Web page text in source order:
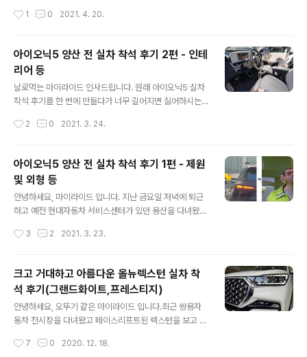
있는 것이죠. 동일한 플랫폼이 들어간 모델은 가장 먼저 현
데 바로 '불낙'이죠. 원래는 매운 맛이 일품인 매운맛인 낙
'이게 '블록(block)이야?'라며 항의를 하던 것이 불낙이 되
어버렸습니다. 현대의 아반떼, 쏘나타, 그랜저 라인업에 대
항할 수 있는 유일한 브랜드는 같은 배에서 나온 기아입니
다. K3, K5, K7이죠. 거기에서 맏형 역할을 하였고 1세대
부터 많은 사랑을 받아온 K7이 이제 K8이라는 이름으로
그리고 오랜기간 동안 국내 판매량 1위를 차지했던 더뉴그
1 0 2021. 4. 20.
아이오닉5 양산 전 실차 착석 후기 2편 - 인테
리어 등
날로먹는 마이라이드 인사드립니다. 원래 아이오닉5 실차
착석 후기를 한 번에 만들다가 너무 길어지면 싫어하시는
리어를 먼저 보시게 된 분들은 순서는 상관없으니 인테리
적재공간 실측 데이터의 URL을 따라 편하게 구경하시면
좋겠습니다. 3개의 카테고리로 나누다보니 어떻게 나눠야
할지 고민이 많았는데 결국 인테리어에 무게를 두기로 했
습니다. 그 이유는 아무래도 '전기차 전용 플랫폼 사용'에
있습니다. 아이오닉5, 첫 전기차 전용 플랫폼 플랫폼이라
기차 전용이라는 점이 의미하는 바는 생각보다 큽니다. 제
2 0 2021. 3. 24.
아이오닉5 양산 전 실차 착석 후기 1편 - 제원
및 외형 등
안녕하세요, 마이라이드 입니다. 지난 금요일 저녁에 퇴근
하고 예전 현대자동차 서비스센터가 있던 용산을 다녀왔습
오닉5가 양산 전에 먼저 미디어에 공개되었고 운 좋게도
측정 데이터는 며칠전 주말에 먼저 업로드를 했고, 이번에
다녀오면서 차분하게 특장점을 정리해봤습니다. 제가 주변
인들에게 전기차, 배터리 타령을 하던게 대략 2010년도
즈음이었는데 이상하게 요즘은 전기차에 큰 관심이 없었는
데 실차로 만나고 오니 많이 달랐습니다. 기존에도 현대기
나 등이 전기차가 있었지만 처음부터 전기차만을 위한 차
3 2 2021. 3. 23.
크고 거대하고 아름다운 올뉴렉스턴 실차 착
석 후기(그랜드화이트,프레스티지)
안녕하세요, 오뚜기 같은 마이라이드 입니다.최근 쌍용자
동차 전시장을 다녀왔고 페이스리프트된 렉스턴을 보고 왔
면서 G4렉스턴이라는 이름으로 돌아왔고,성형 수술을 하
7 0 2020. 12. 18.